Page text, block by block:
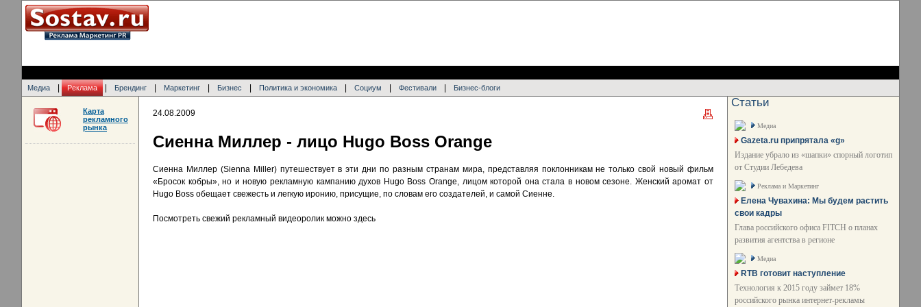
Медиа Реклама Брендинг Маркетинг Бизнес Политика и экономика Социум Фестивали Бизнес-блоги
24.08.2009
Сиенна Миллер - лицо Hugo Boss Orange
Сиенна Миллер (Sienna Miller) путешествует в эти дни по разным странам мира, представляя поклонникам не только свой новый фильм
«Бросок кобры», но и новую рекламную кампанию духов Hugo Boss Orange, лицом которой она стала в новом сезоне. Женский аромат от
Hugo Boss обещает свежесть и легкую иронию, присущие, по словам его создателей, и самой Сиенне.
Посмотреть свежий рекламный видеоролик можно здесь
Карта
рекламного
рынка
Статьи
Медиа
Gazeta.ru припрятала «g»
Издание убрало из «шапки» спорный логотип
от Студии Лебедева
Реклама и Маркетинг
Елена Чувахина: Мы будем растить
свои кадры
Глава российского офиса FITCH о планах
развития агентства в регионе
Медиа
RTB готовит наступление
Технология к 2015 году займет 18%
российского рынка интернет-рекламы